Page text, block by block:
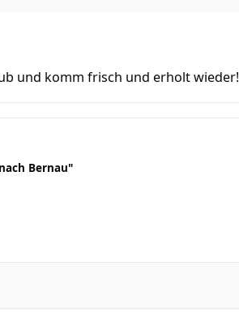
und komm frisch und erholt wieder!
Bernau"